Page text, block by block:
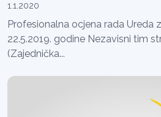
1.1.2020
Profesionalna ocjena rada Ureda
22.5.2019. godine Nezavisni tim
(Zajednička...